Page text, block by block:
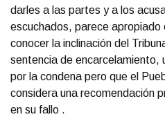
darles a las partes y a los
escuchados, parece
conocer la inclinación del
sentencia de encarcelamiento,
por la condena pero que el
considera una recomendación
en su fallo .